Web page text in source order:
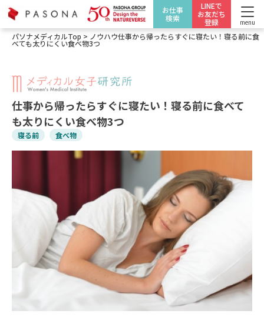
お仕事
検索
LINEで
お友だち
登録
menu
パソナメディカルTop > ノウハウ仕事から帰ったらすぐに寝たい！寝る前に食
べても太りにくい食べ物3つ
仕事から帰ったらすぐに寝たい！寝る前に食べて
も太りにくい食べ物3つ
寝る前 食べ物